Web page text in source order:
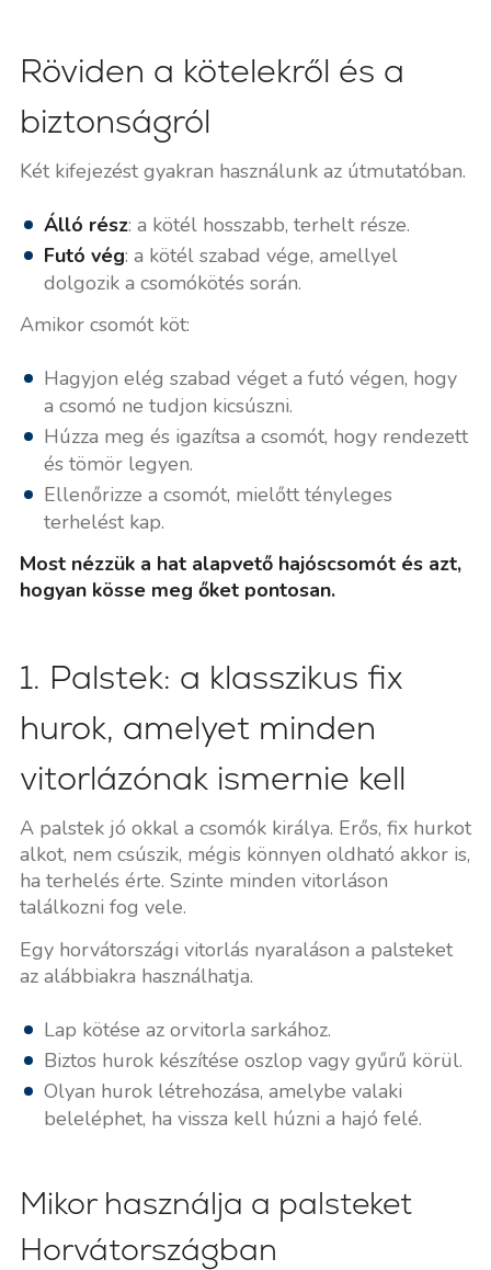
Röviden a kötelekről és a
biztonságról
Két kifejezést gyakran használunk az útmutatóban.
Álló rész: a kötél hosszabb, terhelt része.
Futó vég: a kötél szabad vége, amellyel
dolgozik a csomókötés során.
Amikor csomót köt:
Hagyjon elég szabad véget a futó végen, hogy
a csomó ne tudjon kicsúszni.
Húzza meg és igazítsa a csomót, hogy rendezett
és tömör legyen.
Ellenőrizze a csomót, mielőtt tényleges
terhelést kap.
Most nézzük a hat alapvető hajóscsomót és azt,
hogyan kösse meg őket pontosan.
1. Palstek: a klasszikus fix
hurok, amelyet minden
vitorlázónak ismernie kell
A palstek jó okkal a csomók királya. Erős, fix hurkot
alkot, nem csúszik, mégis könnyen oldható akkor is,
ha terhelés érte. Szinte minden vitorláson
találkozni fog vele.
Egy horvátországi vitorlás nyaraláson a palsteket
az alábbiakra használhatja.
Lap kötése az orvitorla sarkához.
Biztos hurok készítése oszlop vagy gyűrű körül.
Olyan hurok létrehozása, amelybe valaki
beleléphet, ha vissza kell húzni a hajó felé.
Mikor használja a palsteket
Horvátországban